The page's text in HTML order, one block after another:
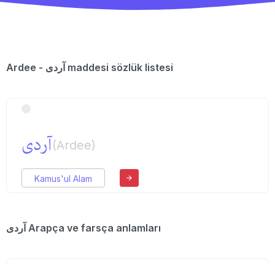
Ardee - آردی maddesi sözlük listesi
آردی(Ardee)
Kamus'ul Alam
آردی Arapça ve farsça anlamları